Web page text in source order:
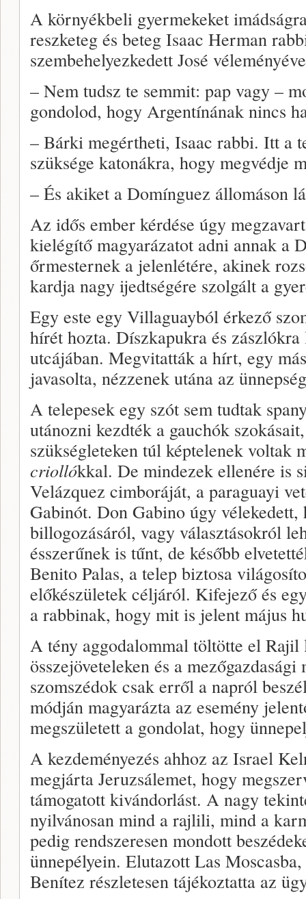
A környékbeli gyermekeket
reszketeg és beteg Isaac Herman
szembehelyezkedett José
– Nem tudsz te semmit: pap vagy –
gondolod, hogy Argentínának nincs
– Bárki megértheti, Isaac rabbi. Itt a
szüksége katonákra, hogy megvédje
– És akiket a Domínguez állomáson
Az idős ember kérdése úgy
kielégítő magyarázatot adni annak a
őrmesternek a jelenlétére, akinek
kardja nagy ijedtségére szolgált a
Egy este egy Villaguayból érkező
hírét hozta. Díszkapukra és
utcájában. Megvitatták a hírt, egy
javasolta, nézzenek utána az
A telepesek egy szót sem tudtak
utánozni kezdték a gauchók
szükségleteken túl képtelenek voltak
criollókkal. De mindezek ellenére is
Velázquez cimboráját, a paraguayi
Gabinót. Don Gabino úgy vélekedett,
billogozásáról, vagy választásokról
ésszerűnek is tűnt, de később
Benito Palas, a telep biztosa
előkészületek céljáról. Kifejező és
a rabbinak, hogy mit is jelent május
A tény aggodalommal töltötte el
összejöveteleken és a
szomszédok csak erről a napról
módján magyarázta az esemény
megszületett a gondolat, hogy
A kezdeményezés ahhoz az Israel
megjárta Jeruzsálemet, hogy
támogatott kivándorlást. A nagy
nyilvánosan mind a rajlili, mind a
pedig rendszeresen mondott
ünnepélyein. Elutazott Las
Benítez részletesen tájékoztatta az